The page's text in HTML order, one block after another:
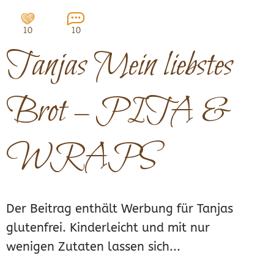
10 10
Tanjas Mein liebstes
Brot – PITA &
WRAPS
Der Beitrag enthält Werbung für Tanjas
glutenfrei. Kinderleicht und mit nur
wenigen Zutaten lassen sich...